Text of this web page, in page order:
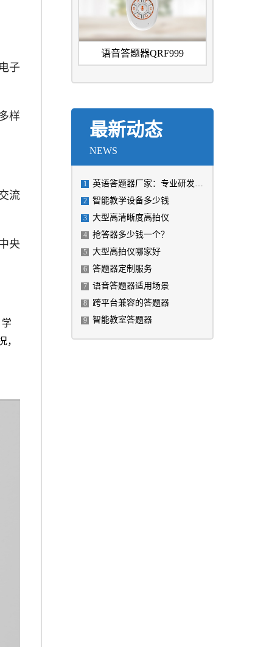
语音答题器QRF999
最新动态
NEWS
1 英语答题器厂家：专业研发、生产高质量英语答题设备
2 智能教学设备多少钱
3 大型高清晰度高拍仪
4 ​抢答器多少钱一个？
5 大型高拍仪哪家好
6 答题器定制服务
7 语音答题器适用场景
8 跨平台兼容的答题器
9 智能教室答题器
子
样
流
央
学
，